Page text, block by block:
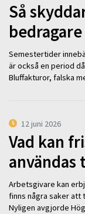
Så
Semestertider
är också en period
Bluffakturor, falska
12 juni 2026
Vad kan
användas
Arbetsgivare kan
finns några saker
Nyligen avgjorde